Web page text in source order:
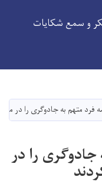
و سمع شکایات
متهم به جادوگری را در
را در